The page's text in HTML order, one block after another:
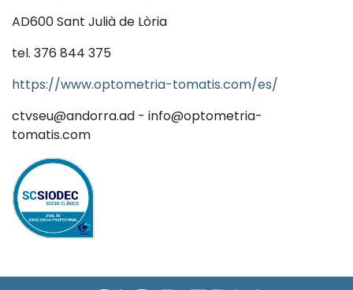
AD600 Sant Julià de Lòria
tel. 376 844 375
https://www.optometria-tomatis.com/es/
ctvseu@andorra.ad - info@optometria-
tomatis.com